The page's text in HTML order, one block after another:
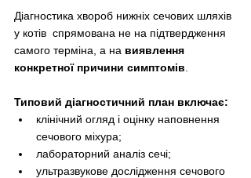
Діагностика хвороб нижніх сечових шляхів
у котів  спрямована не на підтвердження
самого терміна, а на виявлення
конкретної причини симптомів
Типовий діагностичний план включає:
клінічний огляд і оцінку наповнення
сечового міхура;
лабораторний аналіз сечі;
ультразвукове дослідження сечового